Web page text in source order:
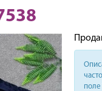
поле